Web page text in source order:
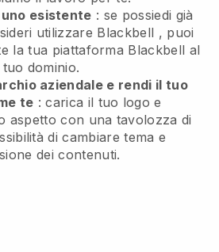
esistente : se possiedi già
utilizzare Blackbell , puoi
la tua piattaforma Blackbell al
tuo dominio.
aziendale e rendi il tuo
te : carica il tuo logo e
aspetto con una tavolozza di
di cambiare tema e
dei contenuti.